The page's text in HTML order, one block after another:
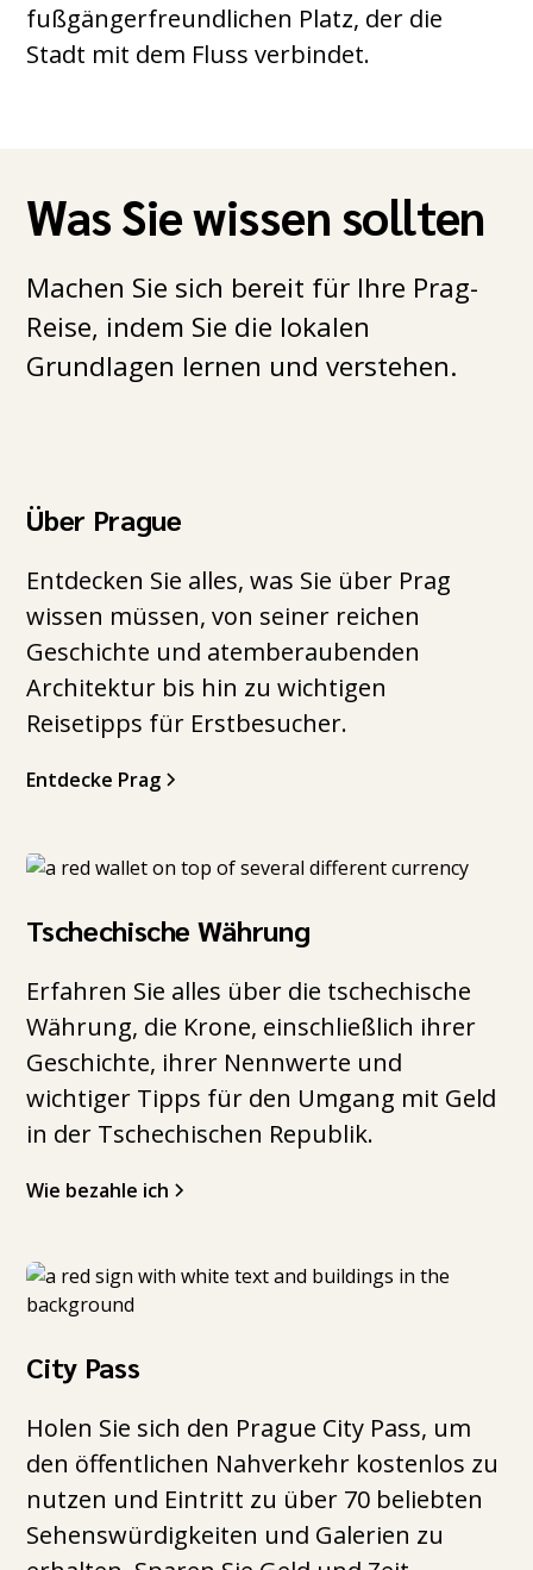
fußgängerfreundlichen Platz, der die
Stadt mit dem Fluss verbindet.
Was Sie wissen sollten
Machen Sie sich bereit für Ihre Prag-
Reise, indem Sie die lokalen
Grundlagen lernen und verstehen.
Über Prague
Entdecken Sie alles, was Sie über Prag
wissen müssen, von seiner reichen
Geschichte und atemberaubenden
Architektur bis hin zu wichtigen
Reisetipps für Erstbesucher.
Entdecke Prag
Tschechische Währung
Erfahren Sie alles über die tschechische
Währung, die Krone, einschließlich ihrer
Geschichte, ihrer Nennwerte und
wichtiger Tipps für den Umgang mit Geld
in der Tschechischen Republik.
Wie bezahle ich
City Pass
Holen Sie sich den Prague City Pass, um
den öffentlichen Nahverkehr kostenlos zu
nutzen und Eintritt zu über 70 beliebten
Sehenswürdigkeiten und Galerien zu